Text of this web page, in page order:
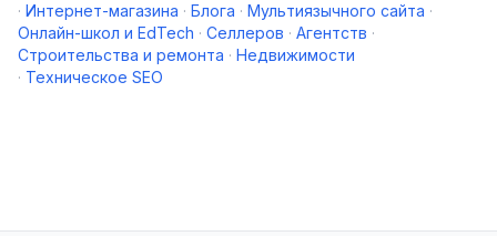
· Интернет-магазина · Блога · Мультиязычного сайта ·
Онлайн-школ и EdTech · Селлеров · Агентств ·
Строительства и ремонта · Недвижимости
· Техническое SEO